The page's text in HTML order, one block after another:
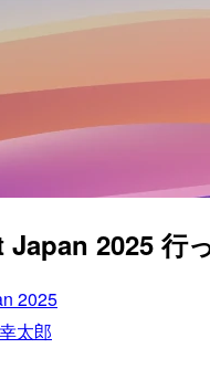
2025 行
2025
太郎